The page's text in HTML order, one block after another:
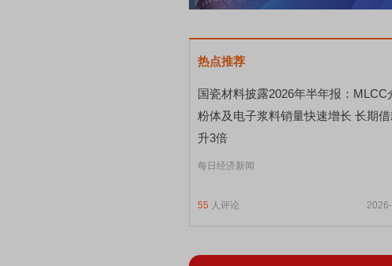
热点推荐
国瓷材料披露2026年半年报：MLCC
粉体及电子浆料销量快速增长 长期借
升3倍
每日经济新闻
55 人评论